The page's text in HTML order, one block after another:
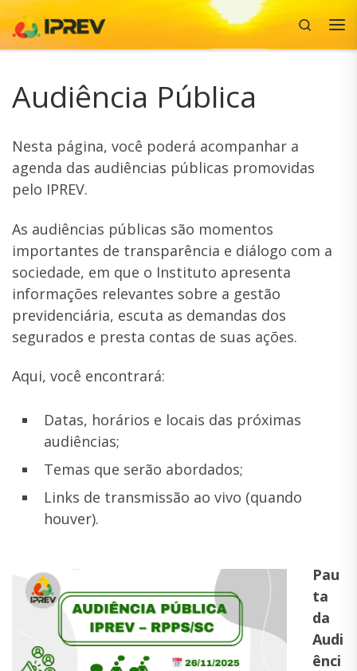
Skip to content
Search
Audiência Pública
Nesta página, você poderá acompanhar a
agenda das audiências públicas promovidas
pelo IPREV.
As audiências públicas são momentos
importantes de transparência e diálogo com a
sociedade, em que o Instituto apresenta
informações relevantes sobre a gestão
previdenciária, escuta as demandas dos
segurados e presta contas de suas ações.
Aqui, você encontrará:
Datas, horários e locais das próximas
audiências;
Temas que serão abordados;
Links de transmissão ao vivo (quando
houver).
Pau
ta
da
Audi
ênci